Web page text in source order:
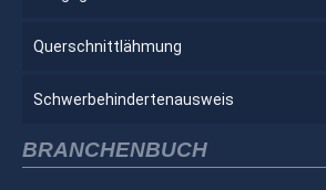
Querschnittlähmung
Schwerbehindertenausweis
BRANCHENBUCH